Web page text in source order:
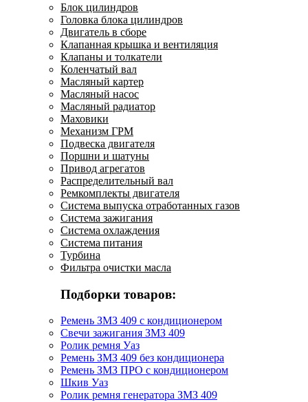
Блок цилиндров
Головка блока цилиндров
Двигатель в сборе
Клапанная крышка и вентиляция
Клапаны и толкатели
Коленчатый вал
Масляный картер
Масляный насос
Масляный радиатор
Маховики
Механизм ГРМ
Подвеска двигателя
Поршни и шатуны
Привод агрегатов
Распределительный вал
Ремкомплекты двигателя
Система выпуска отработанных газов
Система зажигания
Система охлаждения
Система питания
Турбина
Фильтра очистки масла
Подборки товаров:
Ремень ЗМЗ 409 с кондиционером
Свечи зажигания ЗМЗ 409
Ролик ремня Уаз
Ремень ЗМЗ 409 без кондиционера
Ремень ЗМЗ ПРО с кондиционером
Шкив Уаз
Ролик ремня генератора ЗМЗ 409